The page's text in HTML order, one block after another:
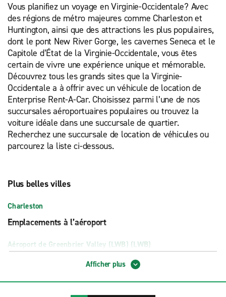
Vous planifiez un voyage en Virginie-Occidentale? Avec
des régions de métro majeures comme Charleston et
Huntington, ainsi que des attractions les plus populaires,
dont le pont New River Gorge, les cavernes Seneca et le
Capitole d’État de la Virginie-Occidentale, vous êtes
certain de vivre une expérience unique et mémorable.
Découvrez tous les grands sites que la Virginie-
Occidentale a à offrir avec un véhicule de location de
Enterprise Rent-A-Car. Choisissez parmi l’une de nos
succursales aéroportuaires populaires ou trouvez la
voiture idéale dans une succursale de quartier.
Recherchez une succursale de location de véhicules ou
parcourez la liste ci-dessous.
Plus belles villes
Charleston
Emplacements à l’aéroport
Aéroport de Greenbrier Valley (LWB) (LWB)
Aéroport de North Central West Virginia (CKB) (CKB)
Aéroport Tri-State de Huntington (HTS) (HTS)
Afficher plus